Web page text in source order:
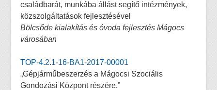
családbarát, munkába állást segítő intézmények,
közszolgáltatások fejlesztésével
Bölcsőde kialakítás és óvoda fejlesztés Mágocs
városában
TOP-4.2.1-16-BA1-2017-00001
„Gépjárműbeszerzés a Mágocsi Szociális
Gondozási Központ részére.”